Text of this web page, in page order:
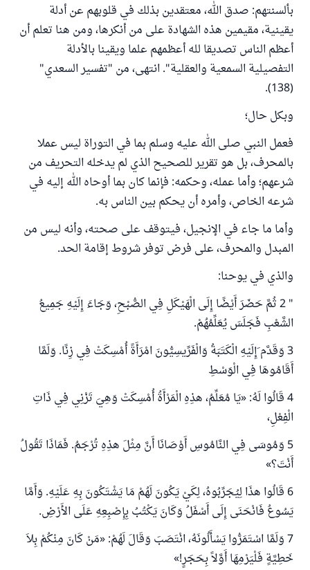
بألسنتهم: صدق الله، معتقدين بذلك في قلوبهم عن أدلة
يقينية، مقيمين هذه الشهادة على من أنكرها، ومن هنا تعلم أن
أعظم الناس تصديقا لله أعظمهم علما ويقينا بالأدلة
التفصيلية السمعية والعقلية". انتهى، من "تفسير السعدي"
(138).
وبكل حال؛
فعمل النبي صلى الله عليه وسلم بما في التوراة ليس عملا
بالمحرف، بل هو تقرير للصحيح الذي لم يدخله التحريف من
شرعهم؛ وأما عمله، وحكمه: فإنما كان بما أوحاه الله إليه في
شرعه الخاص، وأمره أن يحكم بين الناس به.
وأما ما جاء في الإنجيل، فيتوقف على صحته، وأنه ليس من
المبدل والمحرف، على فرض توفر شروط إقامة الحد.
والذي في يوحنا:
" 2 ثُمَّ حَضَرَ أَيْضًا إِلَى الْهَيْكَلِ فِي الصُّبْحِ، وَجَاءَ إِلَيْهِ جَمِيعُ
الشَّعْبِ فَجَلَسَ يُعَلِّمُهُمْ.
3 وَقَدَّم َإِلَيْهِ الْكَتَبَةُ وَالْفَرِّيسِيُّونَ امْرَأَةً أُمْسِكَتْ فِي زِنًا. وَلَمَّا
أَقَامُوهَا فِي الْوَسْطِ
4 قَالُوا لَهُ: «يَا مُعَلِّمُ، هذِهِ الْمَرْأَةُ أُمْسِكَتْ وَهِيَ تَزْنِي فِي ذَاتِ
الْفِعْلِ،
5 وَمُوسَى فِي النَّامُوسِ أَوْصَانَا أَنَّ مِثْلَ هذِهِ تُرْجَمُ. فَمَاذَا تَقُولُ
أَنْتَ؟»
6 قَالُوا هذَا لِيُجَرِّبُوهُ، لِكَيْ يَكُونَ لَهُمْ مَا يَشْتَكُونَ بِهِ عَلَيْهِ. وَأَمَّا
يَسُوعُ فَانْحَنَى إِلَى أَسْفَلُ وَكَانَ يَكْتُبُ بِإِصْبِعِهِ عَلَى الأَرْضِ.
7 وَلَمَّا اسْتَمَرُّوا يَسْأَلُونَهُ، انْتَصَبَ وَقَالَ لَهُمْ: «مَنْ كَانَ مِنْكُمْ بِلاَ
خَطِيَّةٍ فَلْيَرْمِهَا أَوَّلاً بِحَجَرٍ!»